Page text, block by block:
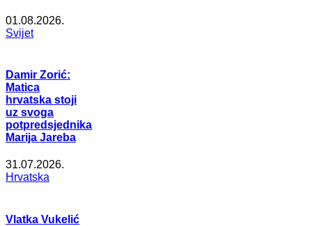
01.08.2026.
Svijet
Damir Zorić:
Matica
hrvatska stoji
uz svoga
potpredsjednika
Marija Jareba
31.07.2026.
Hrvatska
Vlatka Vukelić